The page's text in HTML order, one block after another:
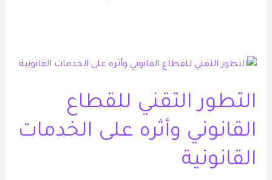
التطور التقني للقطاع
القانوني وأثره على الخدمات
القانونية
التطور
للقطاع
القانوني
وأثره
على